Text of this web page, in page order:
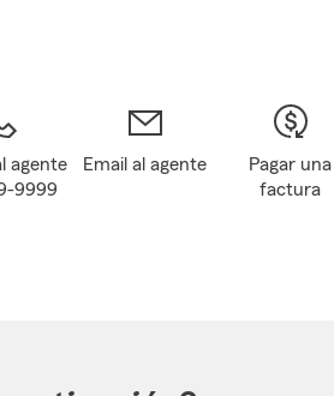
agente
9999
Email al agente
Pagar una
factura